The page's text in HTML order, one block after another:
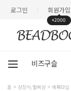
로그인 회원가입
+2000
비즈구슬
홈 참장식/팔찌참 에폭타입